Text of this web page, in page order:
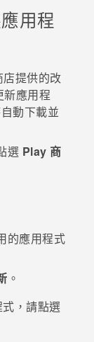
用程
提供的改
應用程
動下載並
選 Play 商
的應用程式
。
，請點選